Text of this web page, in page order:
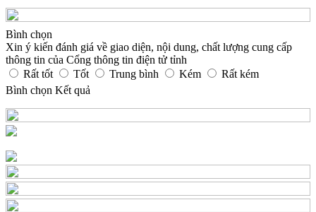
Bình chọn
Xin ý kiến đánh giá về giao diện, nội dung, chất lượng cung cấp
thông tin của Cổng thông tin điện tử tỉnh
Rất tốt
Tốt Trung bình Kém
Rất kém
Bình chọn Kết quả